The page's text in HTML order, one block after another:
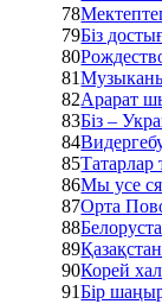
78
79Біз
80
81
82Арарат
83Біз –
84
85Татарлар
86Мы усе
87Орта
88
89
90Корей
91Бір